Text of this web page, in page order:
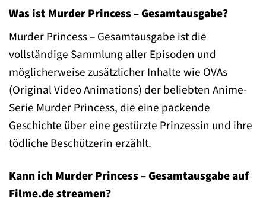
Was ist Murder Princess – Gesamtausgabe?
Murder Princess – Gesamtausgabe ist die
vollständige Sammlung aller Episoden und
möglicherweise zusätzlicher Inhalte wie OVAs
(Original Video Animations) der beliebten Anime-
Serie Murder Princess, die eine packende
Geschichte über eine gestürzte Prinzessin und ihre
tödliche Beschützerin erzählt.
Kann ich Murder Princess – Gesamtausgabe auf
Filme.de streamen?